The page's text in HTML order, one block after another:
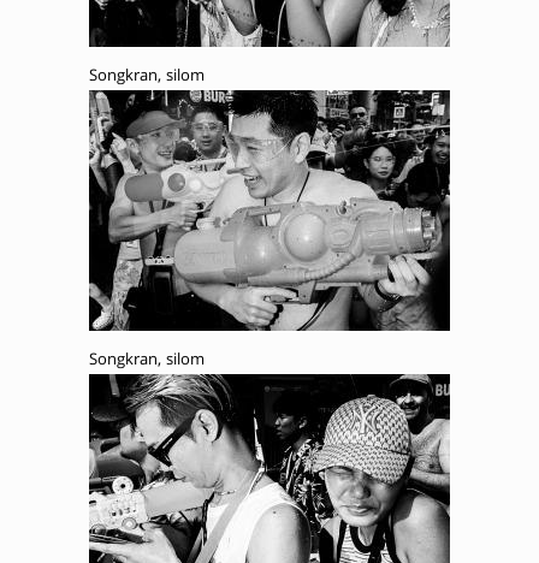
Songkran, silom
Songkran, silom